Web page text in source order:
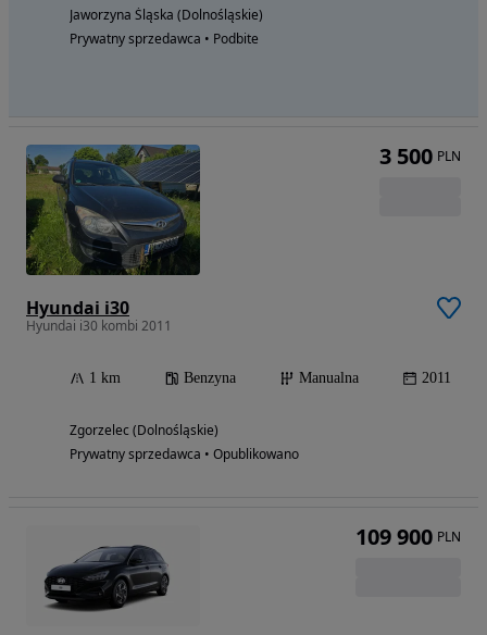
Jaworzyna Śląska (Dolnośląskie)
Prywatny sprzedawca • Podbite
Hyundai i30
Hyundai i30 kombi 2011
1 km Benzyna Manualna 2011
Zgorzelec (Dolnośląskie)
Prywatny sprzedawca • Opublikowano
3 500 PLN
109 900 PLN